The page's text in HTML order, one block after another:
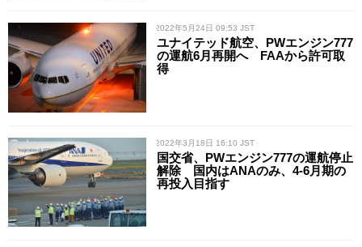
/ 2022年5月24日 09:53 JST
ユナイテッド航空、PWエンジン777
の運航6月再開へ FAAから許可取
得
/ 2022年3月18日 16:10 JST
国交省、PWエンジン777の運航停止
解除 国内はANAのみ、4-6月期の
再投入目指す